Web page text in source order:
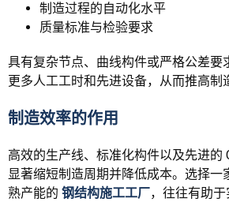
制造过程的自动化水平
质量标准与检验要求
具有复杂节点、曲线构件或严格公差要
更多人工工时和先进设备，从而推高制
制造效率的作用
高效的生产线、标准化构件以及先进的
显著缩短制造周期并降低成本。选择一
熟产能的 钢结构施工工厂，往往有助